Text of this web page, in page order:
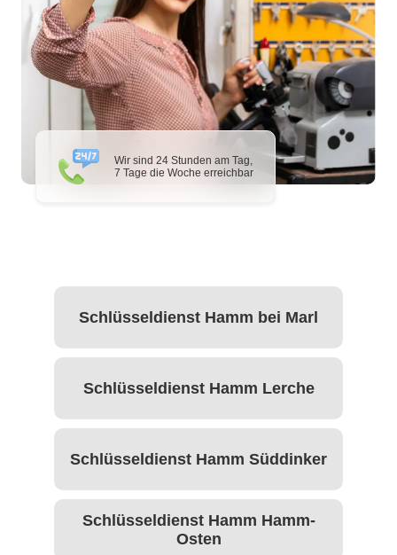
Wir sind 24 Stunden am Tag,
7 Tage die Woche erreichbar
Schlüsseldienst Hamm bei Marl
Schlüsseldienst Hamm Lerche
Schlüsseldienst Hamm Süddinker
Schlüsseldienst Hamm Hamm-
Osten